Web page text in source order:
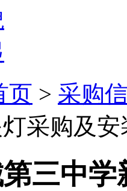
页 > 采购
采购及
三中